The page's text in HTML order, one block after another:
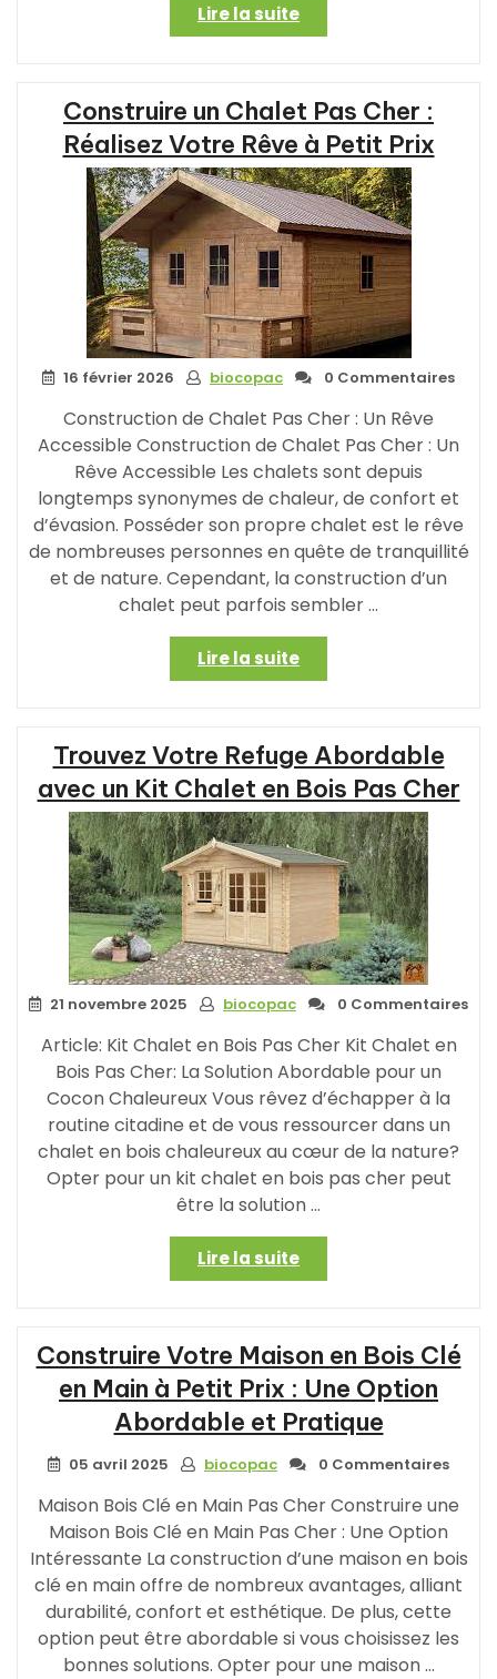
Lire la suite« Construire
un
Chalet
Pas
Cher
Conseils
et
Astuces
pour
Réaliser
Votre
Rêve
à
Petit
Prix »
Construire un Chalet Pas Cher :
Réalisez Votre Rêve à Petit Prix
16 février 2026 biocopac 0 Commentaires
Construction de Chalet Pas Cher : Un Rêve
Accessible Construction de Chalet Pas Cher : Un
Rêve Accessible Les chalets sont depuis
longtemps synonymes de chaleur, de confort et
d’évasion. Posséder son propre chalet est le rêve
de nombreuses personnes en quête de tranquillité
et de nature. Cependant, la construction d’un
chalet peut parfois sembler …
Lire la suite« Construire
un
Chalet
Pas
Cher
:
Réalisez
Votre
Rêve
à
Petit
Prix »
Trouvez Votre Refuge Abordable
avec un Kit Chalet en Bois Pas Cher
21 novembre 2025 biocopac 0 Commentaires
Article: Kit Chalet en Bois Pas Cher Kit Chalet en
Bois Pas Cher: La Solution Abordable pour un
Cocon Chaleureux Vous rêvez d’échapper à la
routine citadine et de vous ressourcer dans un
chalet en bois chaleureux au cœur de la nature?
Opter pour un kit chalet en bois pas cher peut
être la solution …
Lire la suite« Trouvez
Votre
Refuge
Abordable
avec
un
Kit
Chalet
Bois
Pas
Cher »
Construire Votre Maison en Bois Clé
en Main à Petit Prix : Une Option
Abordable et Pratique
05 avril 2025 biocopac 0 Commentaires
Maison Bois Clé en Main Pas Cher Construire une
Maison Bois Clé en Main Pas Cher : Une Option
Intéressante La construction d’une maison en bois
clé en main offre de nombreux avantages, alliant
durabilité, confort et esthétique. De plus, cette
option peut être abordable si vous choisissez les
bonnes solutions. Opter pour une maison …